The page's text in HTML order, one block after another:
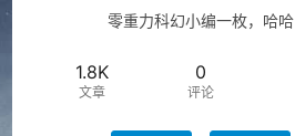
零重力科幻小编一枚，哈哈
1.8K
文章
0
评论